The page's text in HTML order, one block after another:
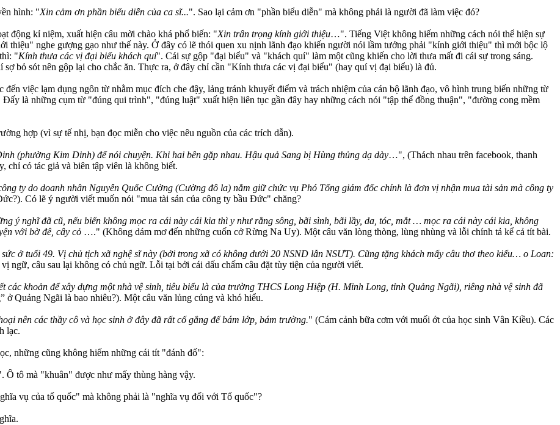
hình: "Xin cảm ơn phần biểu diễn của ca sĩ...". Sao lại cảm ơn "phần biểu diễn" mà không phải là người đã làm việc đó?
động kỉ niệm, xuất hiện câu mời chào khá phổ biến: "Xin trân trọng kính giới thiệu…". Tiếng Việt không hiếm những cách nói thể hiện sự
thiệu" nghe gượng gạo như thế này. Ở đây có lẽ thói quen xu nịnh lãnh đạo khiến người nói lầm tưởng phải "kính giới thiệu" thì mới bộc lộ
"Kính thưa các vị đại biểu khách quí". Cái sự gộp "đại biểu" và "khách quí" làm một cũng khiến cho lời thưa mất đi cái sự trong sáng.
bỏ sót nên gộp lại cho chắc ăn. Thực ra, ở đây chỉ cần "Kính thưa các vị đại biểu" (hay quí vị đại biểu) là đủ.
việc lạm dụng ngôn từ nhằm mục đích che đậy, lảng tránh khuyết điểm và trách nhiệm của cán bộ lãnh đạo, vô hình trung biến những từ
là những cụm từ "đúng qui trình", "đúng luật" xuất hiện liên tục gần đây hay những cách nói "tập thể đồng thuận", "đường cong mềm
hợp (vì sự tế nhị, bạn đọc miễn cho việc nêu nguồn của các trích dẫn).
(phường Kim Dinh) để nói chuyện. Khi hai bên gặp nhau. Hậu quả Sang bị Hùng thủng dạ dày…", (Thách nhau trên facebook, thanh
chỉ có tác giả và biên tập viên là không biết.
ty do doanh nhân Nguyễn Quốc Cường (Cường đô la) nắm giữ chức vụ Phó Tổng giám đốc chính là đơn vị nhận mua tài sản mà công ty
Có lẽ ý người viết muốn nói "mua tài sản của công ty bầu Đức" chăng?
ý nghĩ đã cũ, nếu biển không mọc ra cái này cái kia thì y như rằng sông, bãi sình, bãi lầy, da, tóc, mắt … mọc ra cái này cái kia, không
với bờ đê, cây cỏ …." (Không dám mơ đến những cuốn cở Rừng Na Uy). Một câu văn lòng thòng, lùng nhùng và lỗi chính tả kể cả tít bài.
ở tuổi 49. Vị chủ tịch xã nghệ sĩ này (bởi trong xã có không dưới 20 NSND lẫn NSƯT). Cũng tặng khách mấy câu thơ theo kiểu… o Loan:
ngữ, câu sau lại không có chủ ngữ. Lỗi tại bởi cái dấu chấm câu đặt tùy tiện của người viết.
khoản để xây dựng một nhà vệ sinh, tiêu biểu là của trường THCS Long Hiệp (H. Minh Long, tỉnh Quảng Ngãi), riêng nhà vệ sinh đã
ở Quảng Ngãi là bao nhiêu?). Một câu văn lủng củng và khó hiểu.
nên các thầy cô và học sinh ở đây đã rất cố gắng để bám lớp, bám trường." (Cám cảnh bữa cơm với muối ớt của học sinh Vân Kiều). Các
lạc.
những cũng không hiếm những cái tít "đánh đố":
Ô tô mà "khuân" được như mấy thùng hàng vậy.
vụ của tổ quốc" mà không phải là "nghĩa vụ đối với Tổ quốc"?